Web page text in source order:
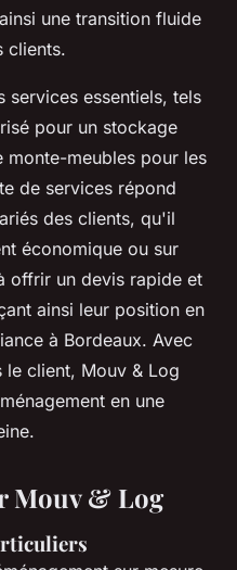
une transition fluide
clients.
services essentiels, tels
pour un stockage
meubles pour les
de services répond
des clients, qu'il
économique ou sur
offrir un devis rapide et
ainsi leur position en
à Bordeaux. Avec
le client, Mouv & Log
en une
Mouv & Log